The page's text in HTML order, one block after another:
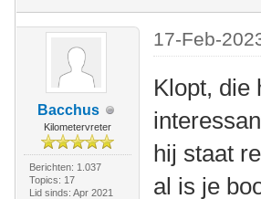
Bacchus
Kilometervreter
Berichten: 1.037
Topics: 17
Lid sinds: Apr 2021
17-Feb-
Klopt, die
hij staat
al is je